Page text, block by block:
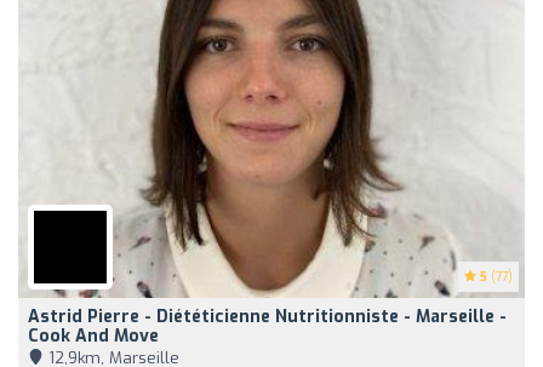
5 (77)
Astrid Pierre - Diététicienne Nutritionniste - Marseille -
Cook And Move
12,9km, Marseille